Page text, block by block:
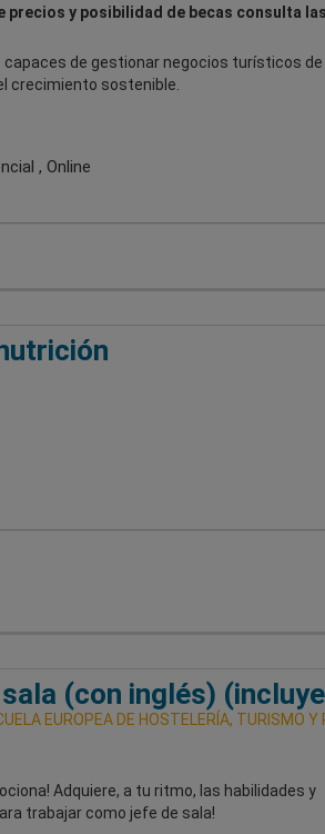
precios y posibilidad de becas consulta
de gestionar negocios turísticos de
crecimiento sostenible.
, Online
(con inglés)
EUROPEA DE HOSTELERÍA, TURISMO Y
Adquiere, a tu ritmo, las habilidades y
trabajar como jefe de sala!